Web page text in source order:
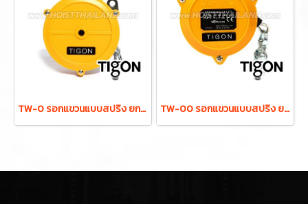
TW-0 รอกแขวนแบบสปริง ยกได้ 0.5-1.5 กก. ระยะยก 1.0 ม. "TIGON" มาตรฐานสากลจากประเทศเกาหลี TW-00 รอกแขวนแบบสปริง ยกได้ 0.5-1.5 กก. ระยะยก 0.5 ม. "TIGON" มาตรฐานสากลจากประเทศเกาหลี